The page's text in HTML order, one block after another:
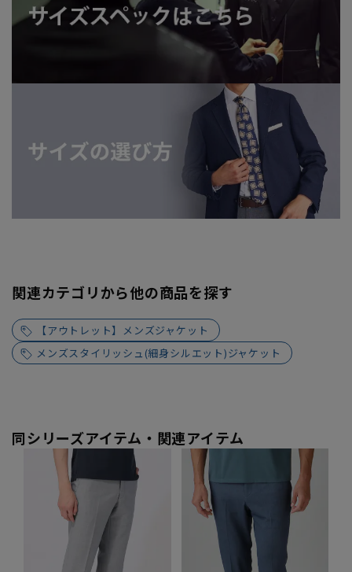
関連カテゴリから他の商品を探す
【アウトレット】メンズジャケット
メンズスタイリッシュ(細身シルエット)ジャケット
同シリーズアイテム・関連アイテム